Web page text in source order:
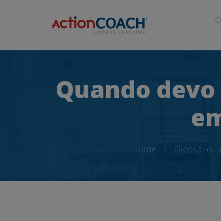
Quando
Home Glossário